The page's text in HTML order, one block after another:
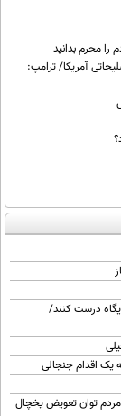
محرم بدانید
آمریکا/ ترامپ:
درست کنند/
یک اقدام جنجالی
توان تعویض یخچال